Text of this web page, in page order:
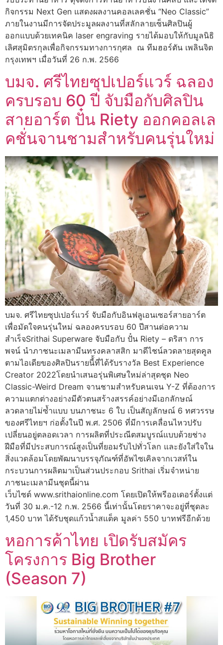
กิจกรรม Next Gen แสดงผลงานคอลเลคชั่น “Neo Classic”
ภายในงานมีการจัดประมูลผลงานที่สลักลายเซ็นศิลปินผู้
ออกแบบด้วยเทคนิค laser engraving รายได้มอบให้กับมูลนิธิ
เลิศสุมิตรกุลเพื่อกิจกรรมทางการกุศล ณ ทีมฮอร์ตัน เพลินจิต
กรุงเทพฯ เมื่อวันที่ 26 ก.พ. 2566
บมจ. ศรีไทยซุปเปอร์แวร์ ฉลอง
ครบรอบ 60 ปี จับมือกับศิลปิน
สายอาร์ต ปั๋น Riety ออกคอลเล
คชั่นจานชามสำหรับคนรุ่นใหม่
บมจ. ศรีไทยซุปเปอร์แวร์ จับมือกับอินฟลูเอนเซอร์สายอาร์ต
เพื่อมัดใจคนรุ่นใหม่ ฉลองครบรอบ 60 ปีสานต่อความ
สำเร็จSrithai Superware จับมือกับ ปั๋น Riety – ดริสา การ
พจน์ นำภาชนะเมลามีนทรงคลาสสิก มาดีไชน์ลวดลายสุดคูล
ตามไอเดียของศิลปินรายนี้้ที่ได้รับรางวัล Best Experience
Creator 2022โดยนำเสนอรุ่นพิเศษใหม่ล่าสุดชุด Neo
Classic-Weird Dream จานชามสำหรับคนเจน Y-Z ที่ต้องการ
ความแตกต่างอย่างมีตัวตนสร้างสรรค์อย่างมีเอกลักษณ์
ลวดลายไม่ซ้ำแบบ บนภาชนะ 6 ใบ เป็นสัญลักษณ์ 6 ทศวรรษ
ของศรีไทยฯ ก่อตั้งในปี พ.ศ. 2506 ที่มีการเคลื่อนไหวปรับ
เปลี่ยนอยู่ตลอดเวลา การผลิตที่ประณีตสมบูรณ์แบบด้วยช่าง
ฝีมือที่มีประสบการณ์สูงเป็นที่ยอมรับไปทั่วโลก และยังใส่ใจใน
สิ่งแวดล้อมโดยพัฒนาบรรจุภัณฑ์ที่อัพไซเคิลจากเวสท์ใน
กระบวนการผลิตมาเป็นส่วนประกอบ Srithai เริ่มจำหน่าย
ภาชนะเมลามีนชุดนี้ผ่าน
เว็บไซต์ www.srithaionline.com โดยเปิดให้พรีออเดอร์ตั้งแต่
วันที่ 30 ม.ค.-12 ก.พ. 2566 นี้เท่านั้นโดยราคาจะอยู่ที่ชุดละ
1,450 บาท ได้รับชุดแก้วน้ำสแต็ค มูลค่า 550 บาทฟรีอีกด้วย
หอการค้าไทย เปิดรับสมัคร
โครงการ Big Brother
(Season 7)